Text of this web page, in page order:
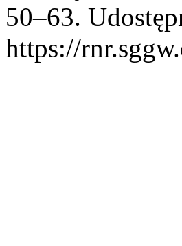
50–63.
https://